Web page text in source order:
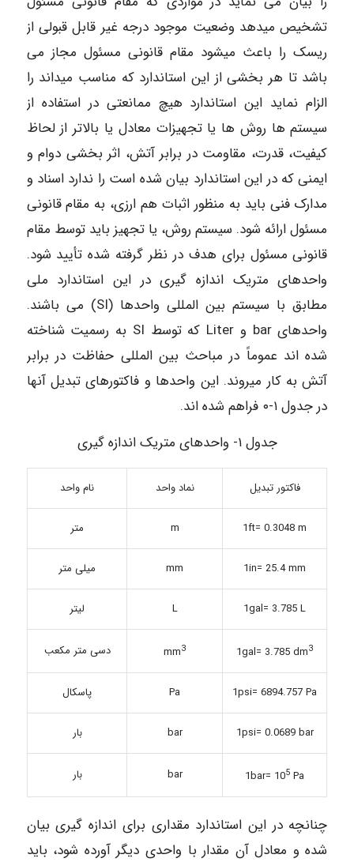
تشخیص میدهد وضعیت موجود درجه غیر قابل قبولی از
ریسک را باعث میشود مقام قانونی مسئول مجاز می
باشد تا هر بخشی از این استاندارد که مناسب میداند را
الزام نماید این استاندارد هیچ ممانعتی در استفاده از
سیستم ها روش ها یا تجهیزات معادل یا بالاتر از لحاظ
کیفیت، قدرت، مقاومت در برابر آتش، اثر بخشی دوام و
ایمنی که در این استاندارد بیان شده است را ندارد اسناد و
مدارک فنی باید به منظور اثبات هم ارزی، به مقام قانونی
مسئول ارائه شود. سیستم روش، یا تجهیز باید توسط مقام
قانونی مسئول برای هدف در نظر گرفته شده تأیید شود.
واحدهای متریک اندازه گیری در این استاندارد ملی
مطابق با سیستم بین المللی واحدها (SI) می باشند.
واحدهای bar و Liter که توسط SI به رسمیت شناخته
شده اند عموماً در مباحث بین المللی حفاظت در برابر
آتش به کار میروند. این واحدها و فاکتورهای تبدیل آنها
در جدول ۱-۰ فراهم شده اند.
جدول ۱- واحدهای متریک اندازه گیری
فاکتور تبدیل نماد واحد نام واحد
1ft= 0.3048 m
m متر
1in= 25.4 mm
mm میلی متر
1gal= 3.785 L
L لیتر
1gal= 3.785 dm3
mm3 دسی متر مکعب
1psi= 6894.757 Pa
Pa پاسکال
1psi= 0.0689 bar
bar بار
1bar= 105 Pa
bar بار
چنانچه در این استاندارد مقداری برای اندازه گیری بیان
شده و معادل آن مقدار با واحدی دیگر آورده شود، باید